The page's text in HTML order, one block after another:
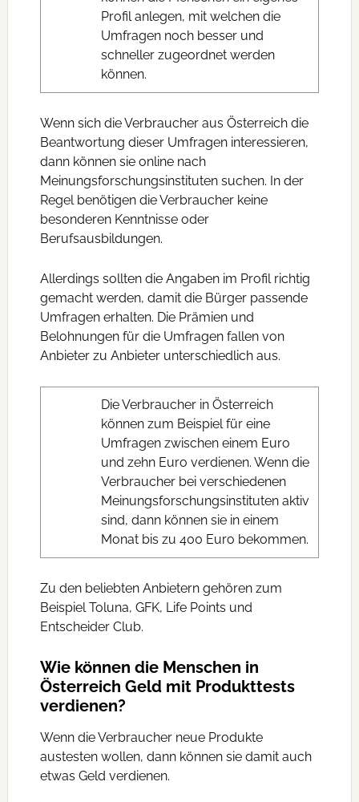
Profil anlegen, mit welchen die
Umfragen noch besser und
schneller zugeordnet werden
können.
Wenn sich die Verbraucher aus Österreich die
Beantwortung dieser Umfragen interessieren,
dann können sie online nach
Meinungsforschungsinstituten suchen. In der
Regel benötigen die Verbraucher keine
besonderen Kenntnisse oder
Berufsausbildungen.
Allerdings sollten die Angaben im Profil richtig
gemacht werden, damit die Bürger passende
Umfragen erhalten. Die Prämien und
Belohnungen für die Umfragen fallen von
Anbieter zu Anbieter unterschiedlich aus.
Die Verbraucher in Österreich
können zum Beispiel für eine
Umfragen zwischen einem Euro
und zehn Euro verdienen. Wenn die
Verbraucher bei verschiedenen
Meinungsforschungsinstituten aktiv
sind, dann können sie in einem
Monat bis zu 400 Euro bekommen.
Zu den beliebten Anbietern gehören zum
Beispiel Toluna, GFK, Life Points und
Entscheider Club.
Wie können die Menschen in
Österreich Geld mit Produkttests
verdienen?
Wenn die Verbraucher neue Produkte
austesten wollen, dann können sie damit auch
etwas Geld verdienen.